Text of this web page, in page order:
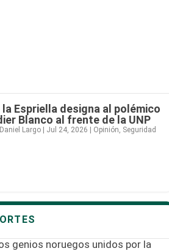
la Espriella designa al polémico
Blanco al frente de la UNP
Daniel Largo| Jul 24, 2026 Opinión, Seguridad